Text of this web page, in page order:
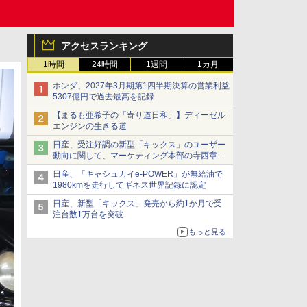
アクセスランキング
1時間 24時間 1週間 1カ月
ホンダ、2027年3月期第1四半期決算の営業利益
5307億円で過去最高を記録
【まるも亜希子の「寄り道日和」】ディーゼル
エンジンの生きる道
日産、受注好調の新型「キックス」のユーザー
動向に関して、マーケティング本部の寺西章氏
が解説
日産、「キャシュカイe-POWER」が無給油で
1980kmを走行してギネス世界記録に認定
日産、新型「キックス」発売から約1か月で受
注台数1万台を突破
もっと見る